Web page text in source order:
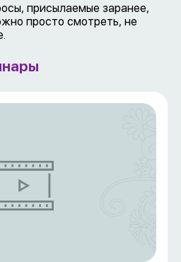
присылаемые заранее,
просто смотреть, не